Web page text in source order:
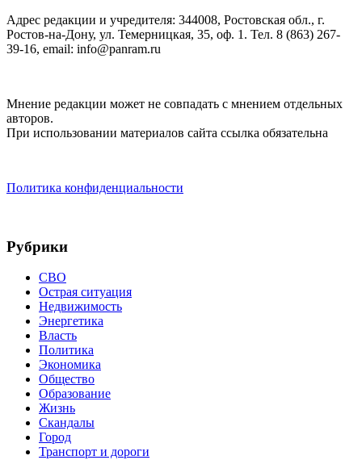
Адрес редакции и учредителя: 344008, Ростовская обл., г.
Ростов-на-Дону, ул. Темерницкая, 35, оф. 1. Тел. 8 (863) 267-
39-16, email: info@panram.ru
Мнение редакции может не совпадать с мнением отдельных
авторов.
При использовании материалов сайта ссылка обязательна
Политика конфиденциальности
Рубрики
СВО
Острая ситуация
Недвижимость
Энергетика
Власть
Политика
Экономика
Общество
Образование
Жизнь
Скандалы
Город
Транспорт и дороги